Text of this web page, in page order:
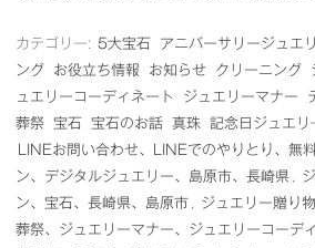
カテゴリー: 5大宝石 アニバーサリージュエ
ング
お役立ち情報 お知らせ クリーニング
ュエリーコーディネート
ジュエリーマナー
葬祭
宝石 宝石のお話 真珠 記念日ジュエ
LINEお問い合わせ、LINEでのやりとり、無
ン、デジタルジュエリー、島原市、長崎県
ン、宝石、長崎県、島原市
ジュエリー贈り
葬祭、ジュエリーマナー、ジュエリーコーデ